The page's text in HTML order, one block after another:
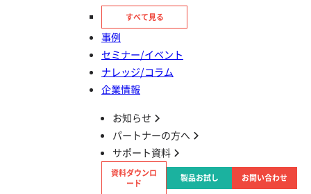
すべて見る
事例
セミナー/イベント
ナレッジ/コラム
企業情報
お知らせ
パートナーの方へ
サポート資料
資料ダウンロ
ード
製品お試し お問い合わせ
あらゆる規模の企業・官公庁等でMicrosoft 365の導入が拡大
していく中で、安全・効率的なコミュニケーション・コラボレ
ーションをおこなうために管理を徹底して運用のリスクを減ら
したいというご要望も増えてきています。
さらに、Microsoft が提供する生成AIサービス「Microsoft
Microsoft 365 Copilot」が業務効率化の一助として期待されて
いますが、最大限にその価値を生かすには「データの準備」
「権限の整理」「運用管理の最適化」が必要です。
Microsoft 365のデータマネジメントに関わるAvePointのソリ